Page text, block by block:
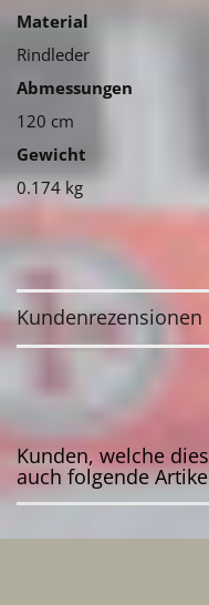
Material
Rindleder
Abmessungen
120 cm
Gewicht
0.174 kg
Kundenrezensionen
Kunden, welche
auch folgende